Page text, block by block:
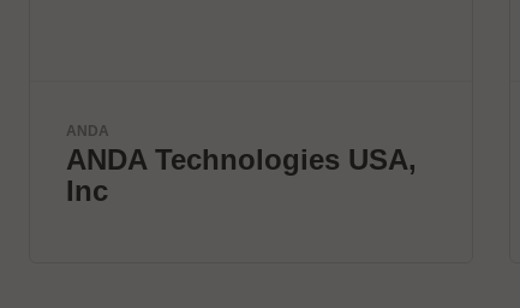
VX Instruments GmbH
Next Era High Power
Semiconductor Testing